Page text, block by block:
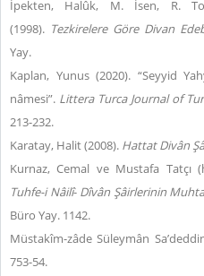
İpekten, Halûk, M. İsen, R.
(1998). Tezkirelere Göre Divan
Yay.
Kaplan, Yunus (2020). “Seyyid
nâmesi”. Littera Turca Journal of
213-232.
Karatay, Halit (2008). Hattat Divân
Kurnaz, Cemal ve Mustafa Tatçı
Tuhfe-i Nâilî- Dîvân Şâirlerinin
Büro Yay. 1142.
Müstakîm-zâde Süleymân
753-54.